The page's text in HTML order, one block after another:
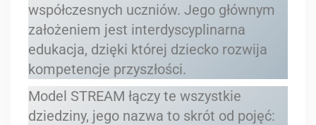
współczesnych uczniów. Jego głównym
założeniem jest interdyscyplinarna
edukacja, dzięki której dziecko rozwija
kompetencje przyszłości.
Model STREAM łączy te wszystkie
dziedziny, jego nazwa to skrót od pojęć: